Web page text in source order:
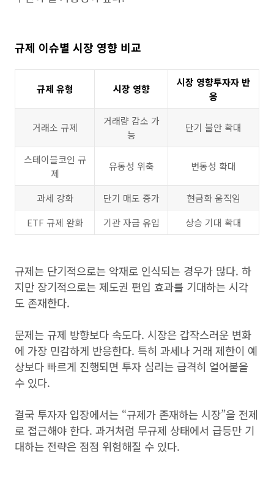
규제 이슈별 시장 영향 비교
규제 유형 시장 영향
시장 영향투자자 반
응
거래소 규제
거래량 감소 가
능
단기 불안 확대
스테이블코인 규
제
유동성 위축 변동성 확대
과세 강화 단기 매도 증가
현금화 움직임
ETF 규제 완화
기관 자금 유입 상승 기대 확대
규제는 단기적으로는 악재로 인식되는 경우가 많다. 하
지만 장기적으로는 제도권 편입 효과를 기대하는 시각
도 존재한다.
문제는 규제 방향보다 속도다. 시장은 갑작스러운 변화
에 가장 민감하게 반응한다. 특히 과세나 거래 제한이 예
상보다 빠르게 진행되면 투자 심리는 급격히 얼어붙을
수 있다.
결국 투자자 입장에서는 “규제가 존재하는 시장”을 전제
로 접근해야 한다. 과거처럼 무규제 상태에서 급등만 기
대하는 전략은 점점 위험해질 수 있다.